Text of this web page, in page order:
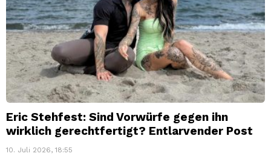
Eric Stehfest: Sind Vorwürfe gegen ihn
wirklich gerechtfertigt? Entlarvender Post
10. Juli 2026, 18:55